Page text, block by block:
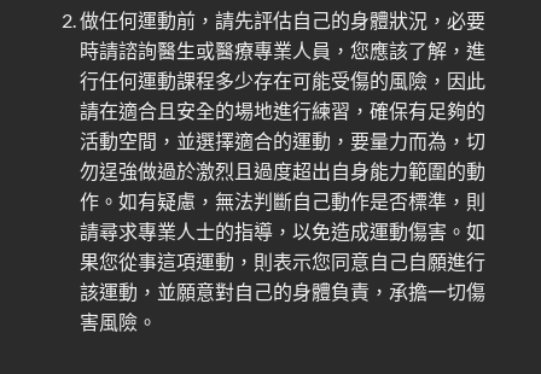
做任何運動前，請先評估自己的身體狀況，必要
時請諮詢醫生或醫療專業人員，您應該了解，進
行任何運動課程多少存在可能受傷的風險，因此
請在適合且安全的場地進行練習，確保有足夠的
活動空間，並選擇適合的運動，要量力而為，切
勿逞強做過於激烈且過度超出自身能力範圍的動
作。如有疑慮，無法判斷自己動作是否標準，則
請尋求專業人士的指導，以免造成運動傷害。如
果您從事這項運動，則表示您同意自己自願進行
該運動，並願意對自己的身體負責，承擔一切傷
害風險。